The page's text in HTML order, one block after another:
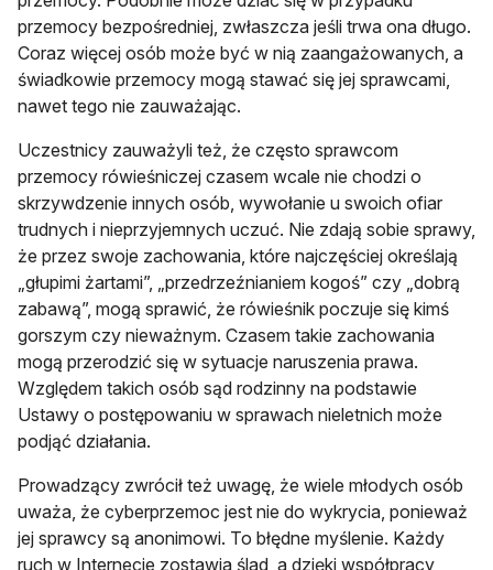
przemocy bezpośredniej, zwłaszcza jeśli trwa ona długo.
Coraz więcej osób może być w nią zaangażowanych, a
świadkowie przemocy mogą stawać się jej sprawcami,
nawet tego nie zauważając.
Uczestnicy zauważyli też, że często sprawcom
przemocy rówieśniczej czasem wcale nie chodzi o
skrzywdzenie innych osób, wywołanie u swoich ofiar
trudnych i nieprzyjemnych uczuć. Nie zdają sobie sprawy,
że przez swoje zachowania, które najczęściej określają
„głupimi żartami”, „przedrzeźnianiem kogoś” czy „dobrą
zabawą”, mogą sprawić, że rówieśnik poczuje się kimś
gorszym czy nieważnym. Czasem takie zachowania
mogą przerodzić się w sytuacje naruszenia prawa.
Względem takich osób sąd rodzinny na podstawie
Ustawy o postępowaniu w sprawach nieletnich może
podjąć działania.
Prowadzący zwrócił też uwagę, że wiele młodych osób
uważa, że cyberprzemoc jest nie do wykrycia, ponieważ
jej sprawcy są anonimowi. To błędne myślenie. Każdy
ruch w Internecie zostawia ślad, a dzięki współpracy